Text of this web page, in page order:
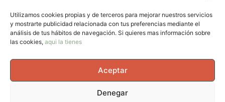
Utilizamos cookies propias y de terceros para mejorar nuestros servicios
y mostrarte publicidad relacionada con tus preferencias mediante el
análisis de tus hábitos de navegación. Si quieres mas información sobre
las cookies, aqui la tienes
Aceptar
Denegar
electrónico
Web